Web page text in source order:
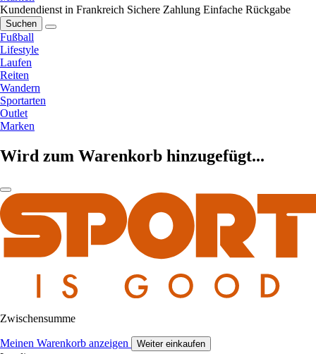
Kundendienst in Frankreich Sichere Zahlung Einfache Rückgabe
Suchen
Fußball
Lifestyle
Laufen
Reiten
Wandern
Sportarten
Outlet
Marken
Wird zum Warenkorb hinzugefügt...
Zwischensumme
Meinen Warenkorb anzeigen Weiter einkaufen